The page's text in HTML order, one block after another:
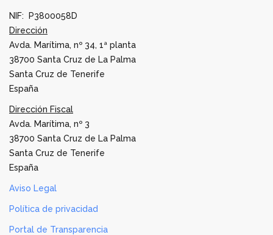
NIF: P3800058D
Dirección
Avda. Marítima, nº 34, 1ª planta
38700 Santa Cruz de La Palma
Santa Cruz de Tenerife
España
Dirección Fiscal
Avda. Marítima, nº 3
38700 Santa Cruz de La Palma
Santa Cruz de Tenerife
España
Aviso Legal
Política de privacidad
Portal de Transparencia